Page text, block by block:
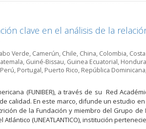
clave en el análisis de la
Verde, Camerún, Chile, China, Colombia,
, Guiné-Bissau, Guinea Ecuatorial,
Perú, Portugal, Puerto Rico, República Dominicana
(FUNIBER), a través de su Red
calidad. En este marco, difunde un estudio
de la Fundación y miembro del Grupo
(UNEATLANTICO), institución